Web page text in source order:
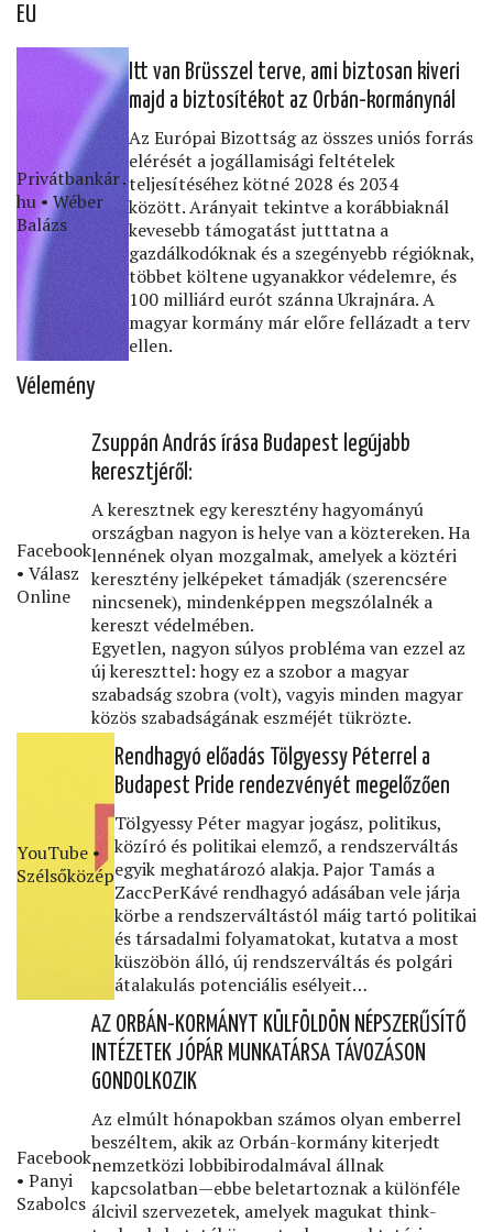
EU
Privátbankár․
hu • Wéber
Balázs
Itt van Brüsszel terve, ami biztosan kiveri
majd a biztosítékot az Orbán-kormánynál
Az Európai Bizottság az összes uniós forrás
elérését a jogállamisági feltételek
teljesítéséhez kötné 2028 és 2034
között. Arányait tekintve a korábbiaknál
kevesebb támogatást jutttatna a
gazdálkodóknak és a szegényebb régióknak,
többet költene ugyanakkor védelemre, és
100 milliárd eurót szánna Ukrajnára. A
magyar kormány már előre fellázadt a terv
ellen.
Vélemény
Facebook
• Válasz
Online
Zsuppán András írása Budapest legújabb
keresztjéről:
A keresztnek egy keresztény hagyományú
országban nagyon is helye van a köztereken. Ha
lennének olyan mozgalmak, amelyek a köztéri
keresztény jelképeket támadják (szerencsére
nincsenek), mindenképpen megszólalnék a
kereszt védelmében.
Egyetlen, nagyon súlyos probléma van ezzel az
új kereszttel: hogy ez a szobor a magyar
szabadság szobra (volt), vagyis minden magyar
közös szabadságának eszméjét tükrözte.
YouTube •
Szélsőközép
Rendhagyó előadás Tölgyessy Péterrel a
Budapest Pride rendezvényét megelőzően
Tölgyessy Péter magyar jogász, politikus,
közíró és politikai elemző, a rendszerváltás
egyik meghatározó alakja. Pajor Tamás a
ZaccPerKávé rendhagyó adásában vele járja
körbe a rendszerváltástól máig tartó politikai
és társadalmi folyamatokat, kutatva a most
küszöbön álló, új rendszerváltás és polgári
átalakulás potenciális esélyeit…
Facebook
• Panyi
Szabolcs
AZ ORBÁN-KORMÁNYT KÜLFÖLDÖN NÉPSZERŰSÍTŐ
INTÉZETEK JÓPÁR MUNKATÁRSA TÁVOZÁSON
GONDOLKOZIK
Az elmúlt hónapokban számos olyan emberrel
beszéltem, akik az Orbán-kormány kiterjedt
nemzetközi lobbibirodalmával állnak
kapcsolatban—ebbe beletartoznak a különféle
álcivil szervezetek, amelyek magukat think-